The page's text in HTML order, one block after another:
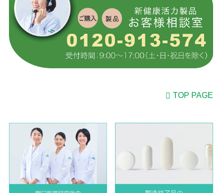
TOP PAGE